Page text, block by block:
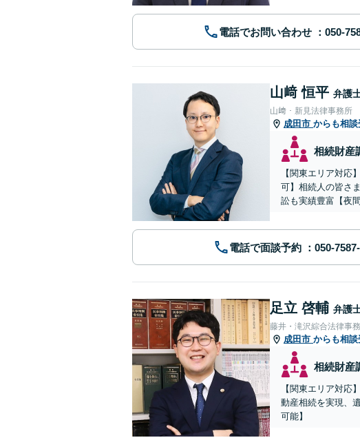
電話でお問い合わせ
山﨑 恒平 弁護
山﨑・新見法律事務所
成田市 からも相談
相続財産
【関東エリア対応
可】相続人の皆さ
訟も実績豊富【夜間
電話で面談予約
足立 啓輔 弁護
藤井・滝沢綜合法律事
成田市 からも相談
相続財産
【関東エリア対応
動産相続を実現、
可能】